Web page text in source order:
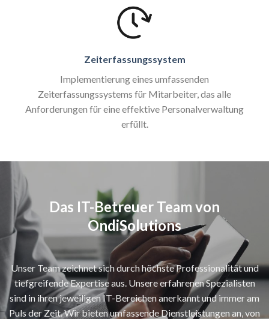
Zeiterfassungssystem
Implementierung eines umfassenden
Zeiterfassungssystems für Mitarbeiter, das alle
Anforderungen für eine effektive Personalverwaltung
erfüllt.
Das IT-Betreuer Team von
OndiSolutions
Unser Team zeichnet sich durch höchste Professionalität und
tiefgreifende Expertise aus. Unsere erfahrenen Spezialisten
sind in ihren jeweiligen IT-Bereichen anerkannt und immer am
Puls der Zeit. Wir bieten umfassende Dienstleistungen an, von